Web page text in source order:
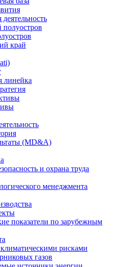
край
линейка
(MD&A)
и охрана труда
менеджмента
показатели по зарубежным
рисками
газов